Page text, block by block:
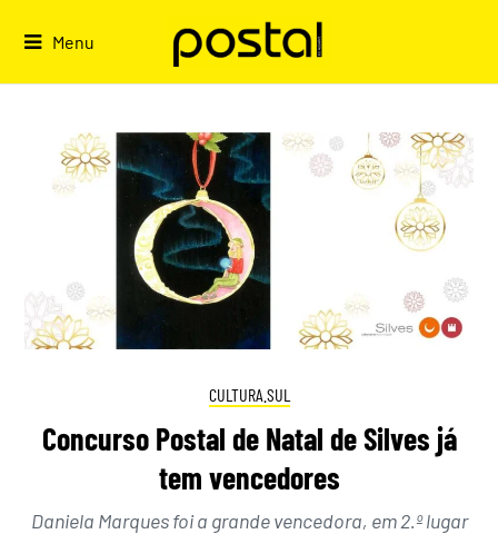
Menu
CULTURA.SUL
Concurso Postal de Natal de Silves já
tem vencedores
Daniela Marques foi a grande vencedora, em 2.º lugar